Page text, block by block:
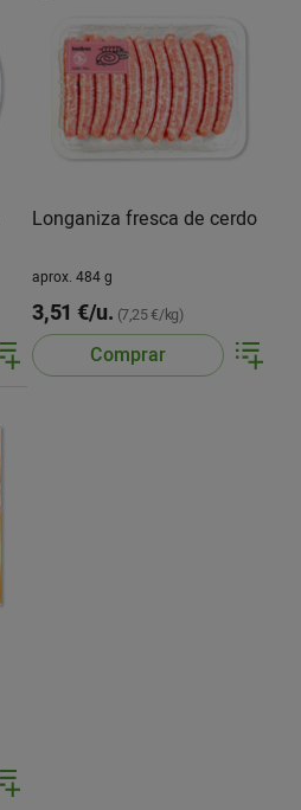
Longaniza fresca de cerdo
aprox. 484 g
3,51 €/u. (7,25 €/kg)
Comprar